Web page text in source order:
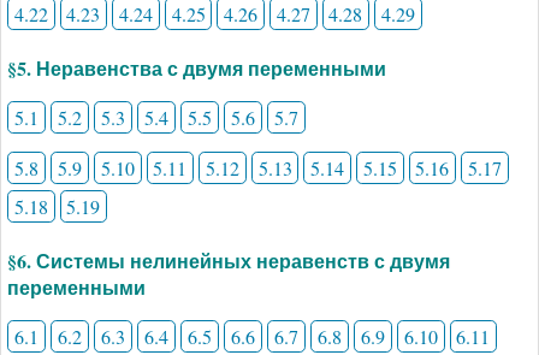
4.22
4.23 4.24 4.25 4.26 4.27 4.28 4.29
§5. Неравенства с двумя переменными
5.1 5.2 5.3 5.4 5.5 5.6
5.7
5.8
5.9 5.10 5.11 5.12 5.13 5.14 5.15 5.16
5.17
5.18
5.19
§6. Системы нелинейных неравенств с двумя
переменными
6.1 6.2 6.3 6.4 6.5 6.6 6.7 6.8 6.9 6.10
6.11